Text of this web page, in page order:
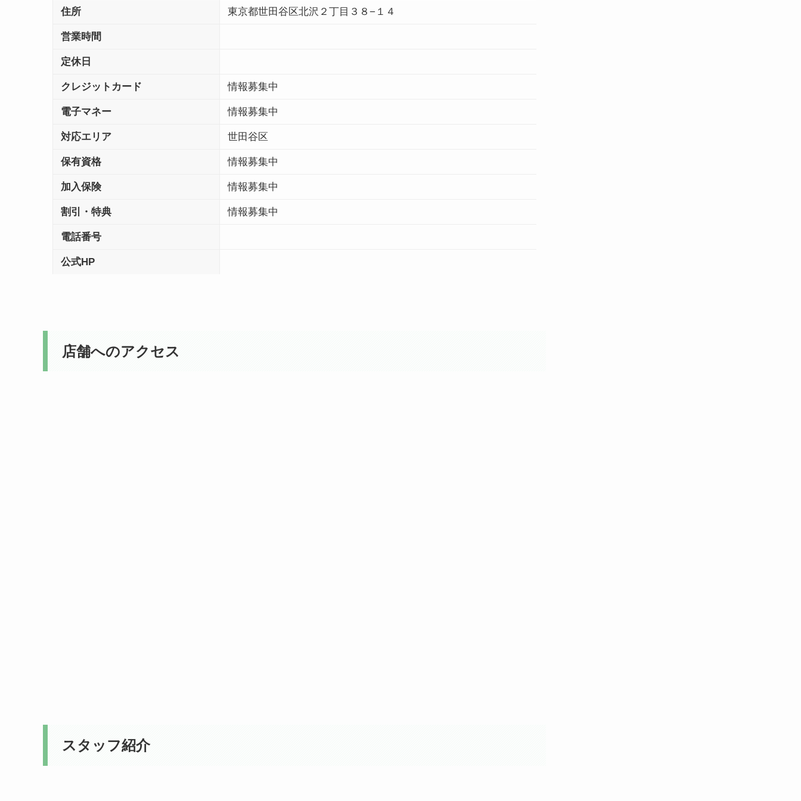
住所 東京都世田谷区北沢２丁目３８−１４
営業時間
定休日
クレジットカード 情報募集中
電子マネー 情報募集中
対応エリア 世田谷区
保有資格 情報募集中
加入保険 情報募集中
割引・特典 情報募集中
電話番号
公式HP
店舗へのアクセス
スタッフ紹介